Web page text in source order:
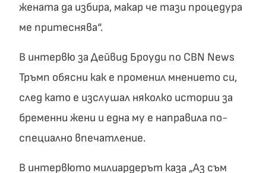
жената да избира, макар че тази процедура
ме притеснява“.
В интервю за Дейвид Броуди по CBN News
Тръмп обясни как е променил мнението си,
след като е изслушал няколко истории за
бременни жени и една му е направила по-
специално впечатление.
В интервюто милиардерът каза „Аз съм